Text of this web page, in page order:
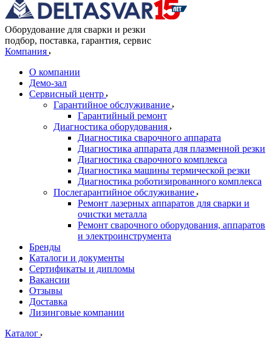
Оборудование для сварки и резки
подбор, поставка, гарантия, сервис
Компания
О компании
Демо-зал
Сервисный центр
Гарантийное обслуживание
Гарантийный ремонт
Диагностика оборудования
Диагностика сварочного аппарата
Диагностика аппарата для плазменной резки
Диагностика сварочного комплекса
Диагностика машины термической резки
Диагностика роботизированного комплекса
Послегарантийное обслуживание
Ремонт лазерных аппаратов для сварки и
очистки металла
Ремонт сварочного оборудования, аппаратов
и электроинструмента
Бренды
Каталоги и документы
Сертификаты и дипломы
Вакансии
Отзывы
Доставка
Лизинговые компании
Каталог